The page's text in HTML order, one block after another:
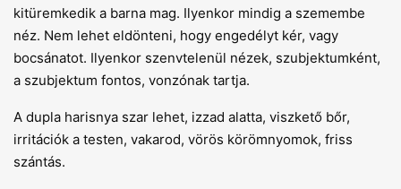
kitüremkedik a barna mag. Ilyenkor mindig a szemembe
néz. Nem lehet eldönteni, hogy engedélyt kér, vagy
bocsánatot. Ilyenkor szenvtelenül nézek, szubjektumként,
a szubjektum fontos, vonzónak tartja.
A dupla harisnya szar lehet, izzad alatta, viszkető bőr,
irritációk a testen, vakarod, vörös körömnyomok, friss
szántás.